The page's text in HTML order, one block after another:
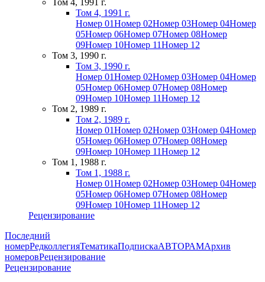
Том 4, 1991 г.
Том 4, 1991 г.
Номер 01Номер 02Номер 03Номер 04Номер
05Номер 06Номер 07Номер 08Номер
09Номер 10Номер 11Номер 12
Том 3, 1990 г.
Том 3, 1990 г.
Номер 01Номер 02Номер 03Номер 04Номер
05Номер 06Номер 07Номер 08Номер
09Номер 10Номер 11Номер 12
Том 2, 1989 г.
Том 2, 1989 г.
Номер 01Номер 02Номер 03Номер 04Номер
05Номер 06Номер 07Номер 08Номер
09Номер 10Номер 11Номер 12
Том 1, 1988 г.
Том 1, 1988 г.
Номер 01Номер 02Номер 03Номер 04Номер
05Номер 06Номер 07Номер 08Номер
09Номер 10Номер 11Номер 12
Рецензирование
Последний
номерРедколлегияТематикаПодпискаАВТОРАМАрхив
номеровРецензирование
Рецензирование